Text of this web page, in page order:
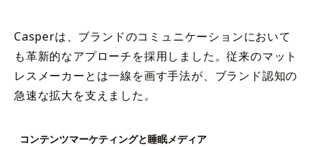
Casperは、ブランドのコミュニケーションにおいて
も革新的なアプローチを採用しました。従来のマット
レスメーカーとは一線を画す手法が、ブランド認知の
急速な拡大を支えました。
コンテンツマーケティングと睡眠メディア